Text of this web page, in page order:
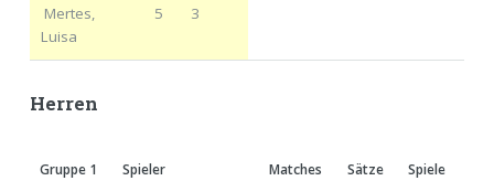
Mertes,
Luisa
5 3
Herren
Gruppe 1 Spieler Matches Sätze Spiele